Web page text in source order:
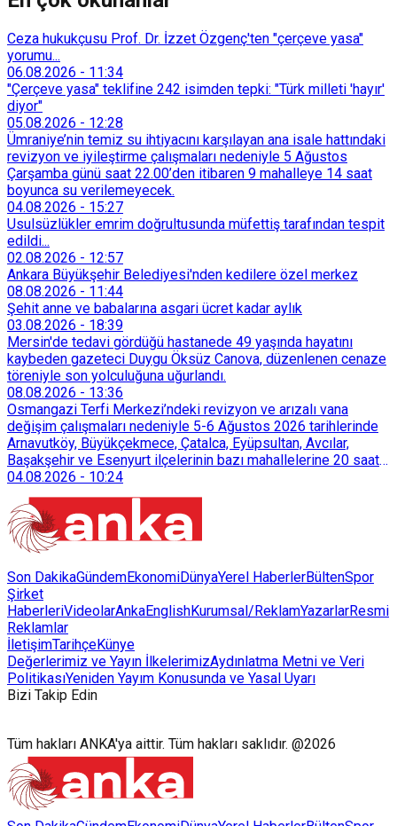
Ceza hukukçusu Prof. Dr. İzzet Özgenç'ten "çerçeve yasa"
yorumu...
06.08.2026 - 11:34
"Çerçeve yasa" teklifine 242 isimden tepki: "Türk milleti 'hayır'
diyor"
05.08.2026 - 12:28
Ümraniye’nin temiz su ihtiyacını karşılayan ana isale hattındaki
revizyon ve iyileştirme çalışmaları nedeniyle 5 Ağustos
Çarşamba günü saat 22.00’den itibaren 9 mahalleye 14 saat
boyunca su verilemeyecek.
04.08.2026 - 15:27
Usulsüzlükler emrim doğrultusunda müfettiş tarafından tespit
edildi...
02.08.2026 - 12:57
Ankara Büyükşehir Belediyesi'nden kedilere özel merkez
08.08.2026 - 11:44
Şehit anne ve babalarına asgari ücret kadar aylık
03.08.2026 - 18:39
Mersin'de tedavi gördüğü hastanede 49 yaşında hayatını
kaybeden gazeteci Duygu Öksüz Canova, düzenlenen cenaze
töreniyle son yolculuğuna uğurlandı.
08.08.2026 - 13:36
Osmangazi Terfi Merkezi’ndeki revizyon ve arızalı vana
değişim çalışmaları nedeniyle 5-6 Ağustos 2026 tarihlerinde
Arnavutköy, Büyükçekmece, Çatalca, Eyüpsultan, Avcılar,
Başakşehir ve Esenyurt ilçelerinin bazı mahallelerine 20 saat
süreyle su verilemeyecek.
04.08.2026 - 10:24
Son DakikaGündemEkonomiDünyaYerel HaberlerBültenSpor
Şirket
HaberleriVideolarAnkaEnglishKurumsal/ReklamYazarlarResmi
Reklamlar
İletişimTarihçeKünye
Değerlerimiz ve Yayın İlkelerimizAydınlatma Metni ve Veri
PolitikasıYeniden Yayım Konusunda ve Yasal Uyarı
Bizi Takip Edin
Tüm hakları ANKA'ya aittir. Tüm hakları saklıdır. @2026